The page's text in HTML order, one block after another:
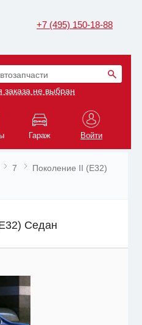
+7 (495) 150-18-88
заказа не выбран
Гараж Войти
7
Поколение II (E32)
Седан